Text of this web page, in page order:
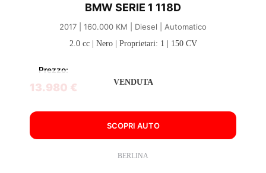
VENDUTA
BMW SERIE 1 118D
2017 | 160.000 KM | Diesel | Automatico
2.0 cc | Nero | Proprietari: 1 | 150 CV
Prezzo:
13.980 €
SCOPRI AUTO
BERLINA